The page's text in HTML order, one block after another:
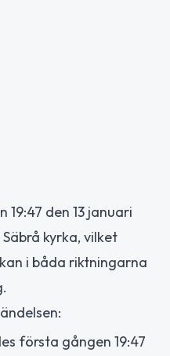
19:47 den 13 januari
kyrka, vilket
i båda riktningarna
första gången 19:47